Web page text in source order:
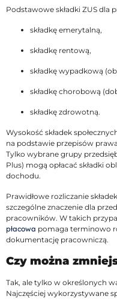
Podstawowe składki ZUS dla
składkę emerytalną,
składkę rentową,
składkę wypadkową
składkę chorobową
składkę zdrowotną.
Wysokość składek
na podstawie przepisów
Tylko wybrane grupy
Plus) mogą opłacać składki
dochodu.
Prawidłowe rozliczanie
szczególne znaczenie dla
pracowników. W takich
płacowa pomaga terminowo
dokumentację pracowniczą.
Czy można
Tak, ale tylko w określonych
Najczęściej wykorzystywane